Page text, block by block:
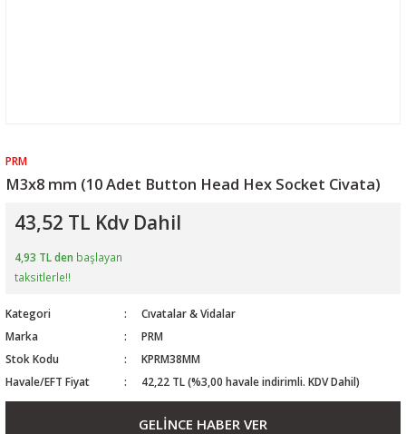
PRM
M3x8 mm (10 Adet Button Head Hex Socket Civata)
43,52 TL Kdv Dahil
4,93 TL den başlayan
taksitlerle!!
Kategori
Cıvatalar & Vidalar
Marka
PRM
Stok Kodu
KPRM38MM
Havale/EFT Fiyat
42,22 TL (%3,00 havale indirimli. KDV Dahil)
GELİNCE HABER VER